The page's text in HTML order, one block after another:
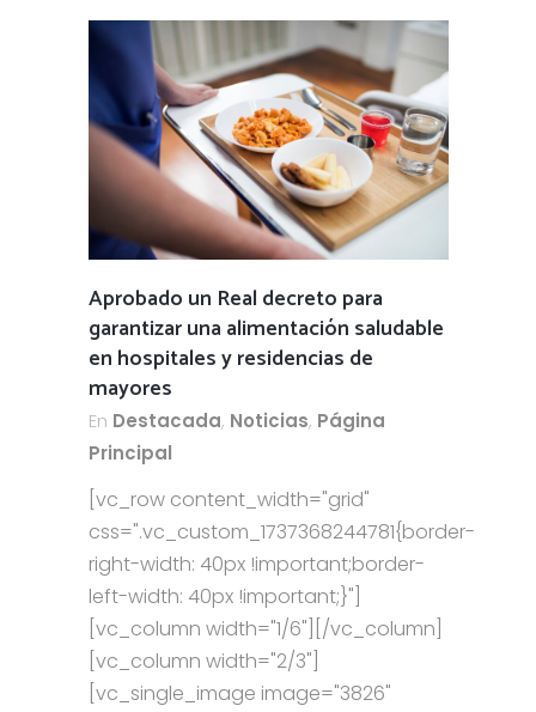
Aprobado un Real decreto para
garantizar una alimentación saludable
en hospitales y residencias de
mayores
En Destacada, Noticias, Página
Principal
[vc_row content_width="grid"
css=".vc_custom_1737368244781{border-
right-width: 40px !important;border-
left-width: 40px !important;}"]
[vc_column width="1/6"][/vc_column]
[vc_column width="2/3"]
[vc_single_image image="3826"